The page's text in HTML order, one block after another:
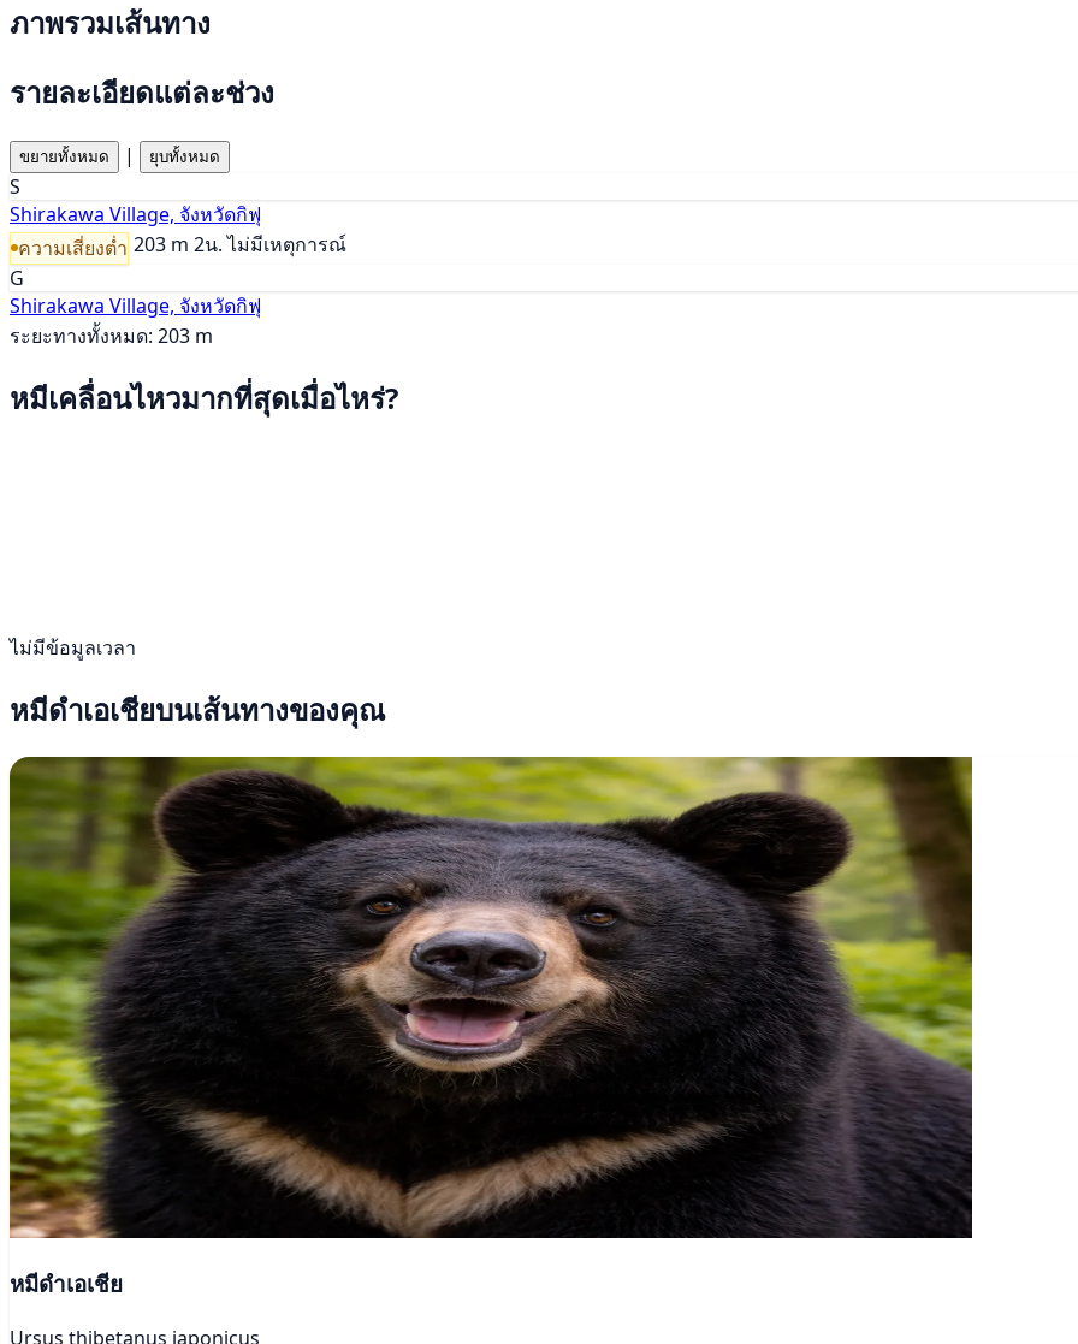
ภาพรวมเส้นทาง
รายละเอียดแต่ละช่วง
ขยายทั้งหมด | ยุบทั้งหมด
S
Shirakawa Village, จังหวัดกิฟุ
ความเสี่ยงต่ำ 203 m 2น. ไม่มีเหตุการณ์
G
Shirakawa Village, จังหวัดกิฟุ
ระยะทางทั้งหมด: 203 m
หมีเคลื่อนไหวมากที่สุดเมื่อไหร่?
ไม่มีข้อมูลเวลา
หมีดำเอเชียบนเส้นทางของคุณ
หมีดำเอเชีย
Ursus thibetanus japonicus